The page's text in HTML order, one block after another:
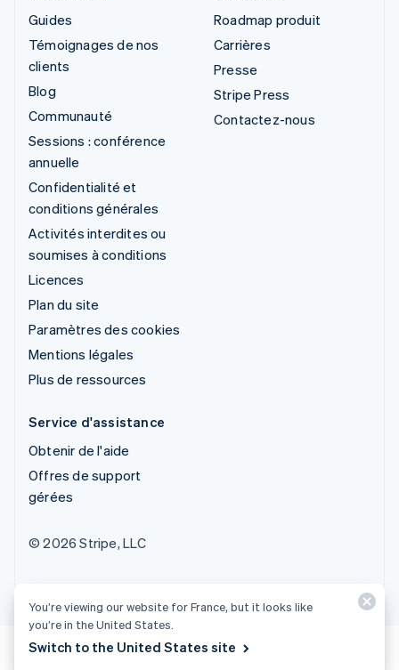
Guides
Témoignages de nos
clients
Blog
Communauté
Sessions : conférence
annuelle
Confidentialité et
conditions générales
Activités interdites ou
soumises à conditions
Licences
Plan du site
Paramètres des cookies
Mentions légales
Plus de ressources
Roadmap produit
Carrières
Presse
Stripe Press
Contactez-nous
Service d'assistance
Obtenir de l'aide
Offres de support
gérées
© 2026 Stripe, LLC
You’re viewing our website for France, but it looks like
you’re in the United States.
Switch to the United States site